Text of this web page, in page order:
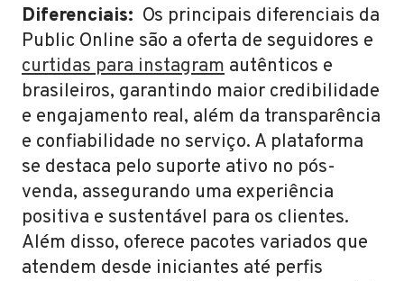
Diferenciais: Os principais diferenciais da
Public Online são a oferta de seguidores e
curtidas para instagram autênticos e
brasileiros, garantindo maior credibilidade
e engajamento real, além da transparência
e confiabilidade no serviço. A plataforma
se destaca pelo suporte ativo no pós-
venda, assegurando uma experiência
positiva e sustentável para os clientes.
Além disso, oferece pacotes variados que
atendem desde iniciantes até perfis